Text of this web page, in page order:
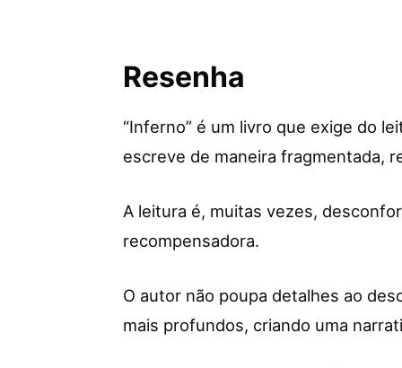
Resenha
“Inferno” é um livro que exige do
escreve de maneira fragmentada,
A leitura é, muitas vezes,
recompensadora.
O autor não poupa detalhes ao
mais profundos, criando uma